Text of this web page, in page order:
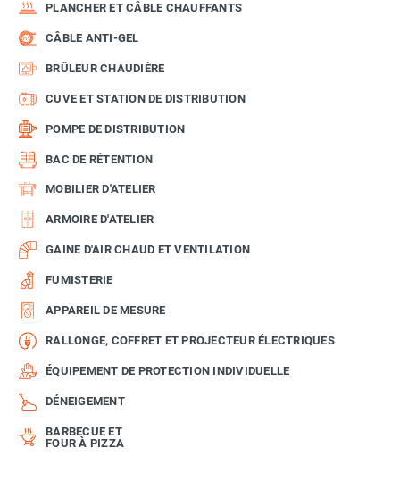
PLANCHER ET CÂBLE CHAUFFANTS
CÂBLE ANTI-GEL
BRÛLEUR CHAUDIÈRE
CUVE ET STATION DE DISTRIBUTION
POMPE DE DISTRIBUTION
BAC DE RÉTENTION
MOBILIER D'ATELIER
ARMOIRE D'ATELIER
GAINE D'AIR CHAUD ET VENTILATION
FUMISTERIE
APPAREIL DE MESURE
RALLONGE, COFFRET ET PROJECTEUR ÉLECTRIQUES
ÉQUIPEMENT DE PROTECTION INDIVIDUELLE
DÉNEIGEMENT
BARBECUE ET
FOUR À PIZZA